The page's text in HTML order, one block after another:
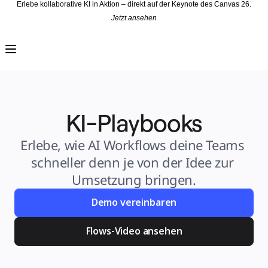
Erlebe kollaborative KI in Aktion – direkt auf der Keynote des Canvas 26.
Jetzt ansehen
Connectors
MCP-Server
KI-Playbooks entdecken
MCP-Server
Blueprints
Integrationen
Sicherheit
Enterprise Guard
Entwicklerplattform
Apps herunterladen
Whiteboard
Zeitachsen
Tabellen
KI-Playbooks
Erlebe, wie AI Workflows deine Teams
schneller denn je von der Idee zur
Umsetzung bringen.
Demo vereinbaren
Flows-Video ansehen